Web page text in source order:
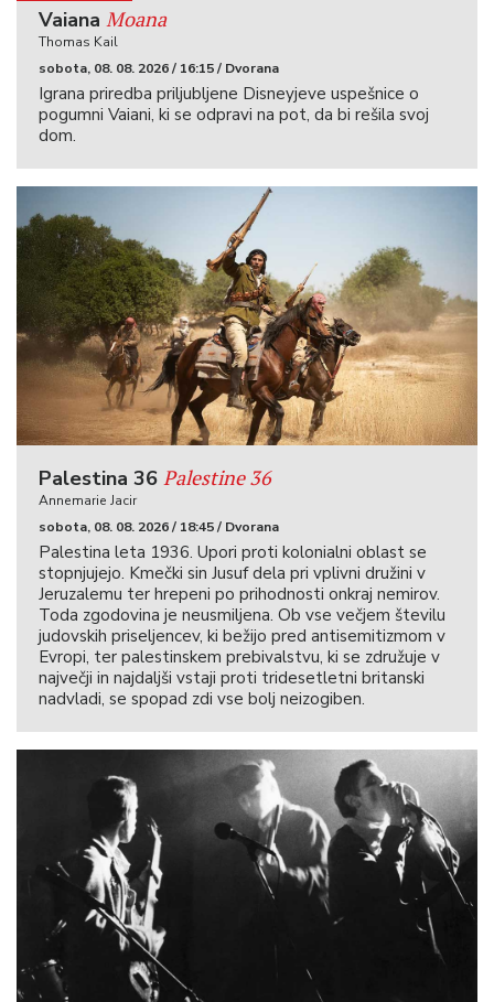
Vaiana Moana
Thomas Kail
sobota, 08. 08. 2026 / 16:15 / Dvorana
Igrana priredba priljubljene Disneyjeve uspešnice o
pogumni Vaiani, ki se odpravi na pot, da bi rešila svoj
dom.
Palestina 36 Palestine 36
Annemarie Jacir
sobota, 08. 08. 2026 / 18:45 / Dvorana
Palestina leta 1936. Upori proti kolonialni oblast se
stopnjujejo. Kmečki sin Jusuf dela pri vplivni družini v
Jeruzalemu ter hrepeni po prihodnosti onkraj nemirov.
Toda zgodovina je neusmiljena. Ob vse večjem številu
judovskih priseljencev, ki bežijo pred antisemitizmom v
Evropi, ter palestinskem prebivalstvu, ki se združuje v
največji in najdaljši vstaji proti tridesetletni britanski
nadvladi, se spopad zdi vse bolj neizogiben.